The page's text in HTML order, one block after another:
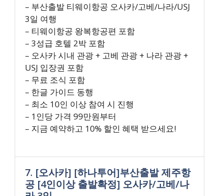
– 부산출발 티웨이항공 오사카/고베/나라/USJ
3일 여행
– 티웨이항공 왕복항공편 포함
– 3성급 호텔 2박 포함
– 오사카 시내 관광 + 고베 관광 + 나라 관광 +
USJ 입장권 포함
– 무료 조식 포함
– 한글 가이드 동행
– 최소 10인 이상 참여 시 진행
– 1인당 가격 99만원부터
– 지금 예약하고 10% 할인 혜택 받으세요!
7. [오사카] [하나투어]부산출발 제주항
공 [4인이상 출발확정] 오사카/고베/나